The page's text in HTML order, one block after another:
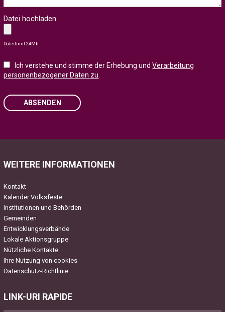
Datei hochladen
Dateilimit 24Mb
Ich verstehe und stimme der Erhebung undVerarbeitung
personenbezogener Daten zu
ABSENDEN
WEITERE INFORMATIONEN
Kontakt
Kalender Volksfeste
Institutionen und Behörden
Gemeinden
Entwicklungsverbände
Lokale Aktionsgruppe
Nützliche Kontakte
Ihre Nutzung von cookies
Datenschutz-Richtlinie
LINK-URI RAPIDE